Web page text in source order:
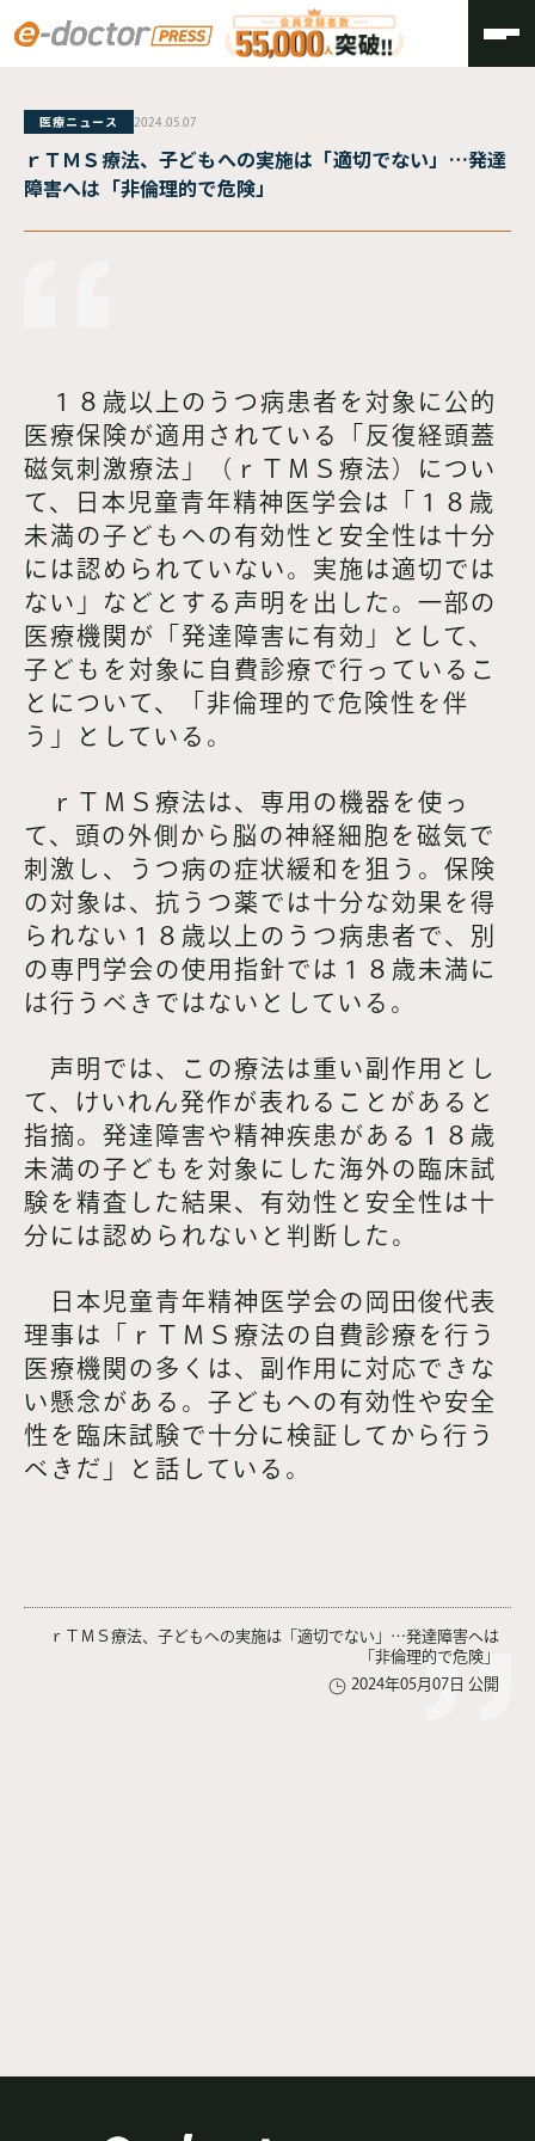
TOP
医療ニュース 2024.05.07
ｒＴＭＳ療法、子どもへの実施は「適切でない」…発達
障害へは「非倫理的で危険」
１８歳以上のうつ病患者を対象に公的
医療保険が適用されている「反復経頭蓋
磁気刺激療法」（ｒＴＭＳ療法）につい
て、日本児童青年精神医学会は「１８歳
未満の子どもへの有効性と安全性は十分
には認められていない。実施は適切では
ない」などとする声明を出した。一部の
医療機関が「発達障害に有効」として、
子どもを対象に自費診療で行っているこ
とについて、「非倫理的で危険性を伴
う」としている。
ｒＴＭＳ療法は、専用の機器を使っ
て、頭の外側から脳の神経細胞を磁気で
刺激し、うつ病の症状緩和を狙う。保険
の対象は、抗うつ薬では十分な効果を得
られない１８歳以上のうつ病患者で、別
の専門学会の使用指針では１８歳未満に
は行うべきではないとしている。
声明では、この療法は重い副作用とし
て、けいれん発作が表れることがあると
指摘。発達障害や精神疾患がある１８歳
未満の子どもを対象にした海外の臨床試
験を精査した結果、有効性と安全性は十
分には認められないと判断した。
日本児童青年精神医学会の岡田俊代表
理事は「ｒＴＭＳ療法の自費診療を行う
医療機関の多くは、副作用に対応できな
い懸念がある。子どもへの有効性や安全
性を臨床試験で十分に検証してから行う
べきだ」と話している。
ｒＴＭＳ療法、子どもへの実施は「適切でない」…発達障害へは
「非倫理的で危険」
2024年05月07日 公開